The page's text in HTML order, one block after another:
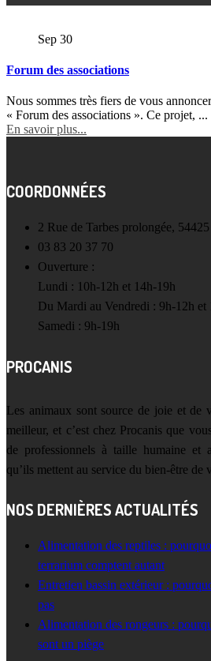
Sep 30
Forum des associations
Nous sommes très fiers de vous
« Forum des associations ». Ce projet, ...
En savoir plus...
COORDONNÉES
2 Rue de Tarbes prolongée,
03 83 20 37 70
Ouverture :
Lundi : 10h-12h et 14h-19h
Du Mardi au Vendredi : 9h-12h et
Samedi : 9h-19h
PROCANIS
Les animaux sont source de joie et de
meilleur, et c’est chez Procanis que
de professionnels à taille humaine et
qu’ils mettent au service du bien-être de
NOS DERNIÈRES ACTUALITÉS
Alimentation des reptiles :
terrarium comptent autant
Entretien bassin extérieur :
pas
Alimentation des rongeurs :
sont un piège